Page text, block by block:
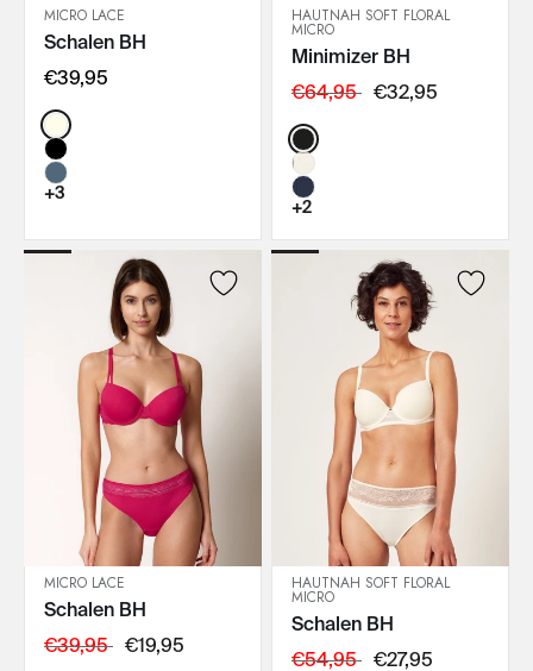
IN DEN WARENKORB
MICRO LACE
Schalen BH
€39,95
Color:
+3
HAUTNAH SOFT FLORAL
MICRO
Minimizer BH
€64,95 €32,95
Color:
+2
IN DEN WARENKORB
MICRO LACE
Schalen BH
€39,95 €19,95
HAUTNAH SOFT FLORAL
MICRO
Schalen BH
€54,95 €27,95